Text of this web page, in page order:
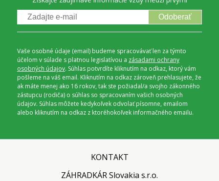
Odoberať
Vaše osobné údaje (email) budeme spracovávať len za týmto
účelom v súlade s platnou legislatívou a zásadami ochrany
osobných údajov. Súhlas potvrdíte kliknutím na odkaz, ktorý vám
pošleme na váš email. Kliknutím na odkaz zároveň prehlasujete, že
ak máte menej ako 16 rokov, tak ste požiadal/a svojho zákonného
zástupcu (rodiča) o súhlas so spracovaním vašich osobných
údajov. Súhlas môžete kedykoľvek odvolať písomne, emailom
alebo kliknutím na odkaz z ktoréhokoľvek informačného emailu.
KONTAKT
ZÁHRADKÁR Slovakia s.r.o.